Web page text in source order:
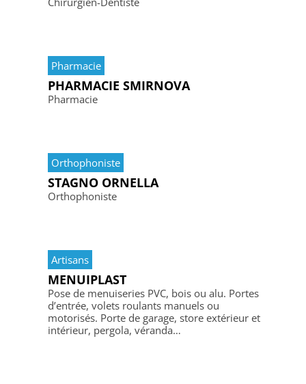
Pharmacie
PHARMACIE SMIRNOVA
Pharmacie
Orthophoniste
STAGNO ORNELLA
Orthophoniste
Artisans
MENUIPLAST
Pose de menuiseries PVC, bois ou alu. Portes
d’entrée, volets roulants manuels ou
motorisés. Porte de garage, store extérieur et
intérieur, pergola, véranda…